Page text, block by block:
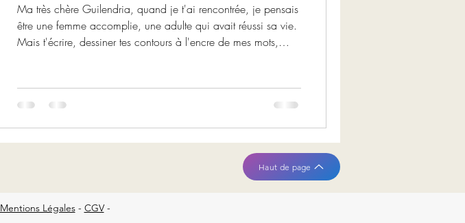
Ma très chère Guilendria, quand je t'ai rencontrée, je pensais
être une femme accomplie, une adulte qui avait réussi sa vie.
Mais t'écrire, dessiner tes contours à l'encre de mes mots,
fait grandir d'une manière que je ne m'étais pas imaginée.
Que je n'avais pas anticipé
Haut de page
Mentions Légales- CGV-